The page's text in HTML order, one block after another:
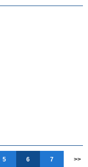
5 6 7 >>